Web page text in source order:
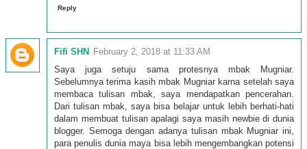
Reply
Fifi SHN
February 2, 2018 at 11:33 AM
Saya juga setuju sama protesnya mbak Mugniar.
Sebelumnya terima kasih mbak Mugniar karna setelah saya
membaca tulisan mbak, saya mendapatkan pencerahan.
Dari tulisan mbak, saya bisa belajar untuk lebih berhati-hati
dalam membuat tulisan apalagi saya masih newbie di dunia
blogger. Semoga dengan adanya tulisan mbak Mugniar ini,
para penulis dunia maya bisa lebih mengembangkan potensi